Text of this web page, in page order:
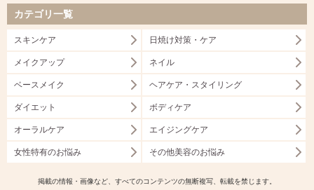
カテゴリ一覧
スキンケア 日焼け対策・ケア
メイクアップ ネイル
ベースメイク ヘアケア・スタイリング
ダイエット ボディケア
オーラルケア エイジングケア
女性特有のお悩み その他美容のお悩み
掲載の情報・画像など、すべてのコンテンツの無断複写、転載を禁じます。